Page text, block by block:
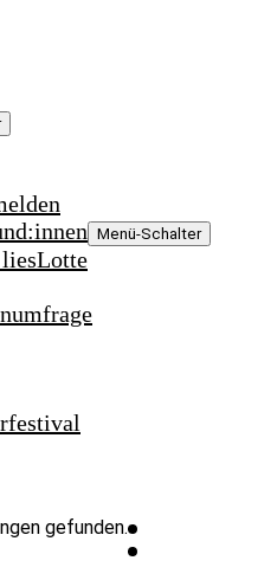
Menü-Schalter
gefunden.